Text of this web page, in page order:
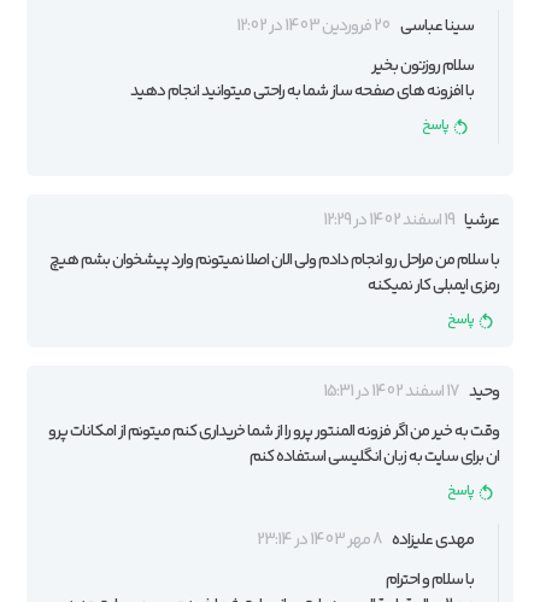
سینا عباسی 20 فروردین 1403 در 12:02
سلام روزتون بخیر
با افزونه های صفحه ساز شما به راحتی میتوانید انجام دهید
پاسخ
عرشیا 19 اسفند 1402 در 12:29
با سلام من مراحل رو انجام دادم ولی الان اصلا نمیتونم وارد پیشخوان بشم هیچ
رمزی ایمبلی کار نمیکنه
پاسخ
وحید 17 اسفند 1402 در 15:31
وقت به خیر من اگر فزونه المنتور پرو را از شما خریداری کنم میتونم از امکانات پرو
ان برای سایت به زبان انگلیسی استفاده کنم
پاسخ
مهدی علیزاده 8 مهر 1403 در 23:14
با سلام و احترام